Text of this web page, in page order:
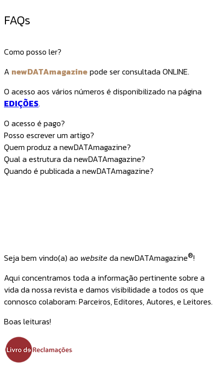
FAQs
Como posso ler?
A newDATAmagazine pode ser consultada ONLINE.
O acesso aos vários números é disponibilizado na página
EDIÇÕES.
O acesso é pago?
Posso escrever um artigo?
Quem produz a newDATAmagazine?
Qual a estrutura da newDATAmagazine?
Quando é publicada a newDATAmagazine?
Seja bem vindo(a) ao website da newDATAmagazine®!
Aqui concentramos toda a informação pertinente sobre a
vida da nossa revista e damos visibilidade a todos os que
connosco colaboram: Parceiros, Editores, Autores, e Leitores.
Boas leituras!